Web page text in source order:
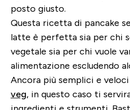
posto giusto.
Questa ricetta di pancake
latte è perfetta sia per chi
vegetale sia per chi vuole
alimentazione escludendo
Ancora più semplici e
veg, in questo caso ti